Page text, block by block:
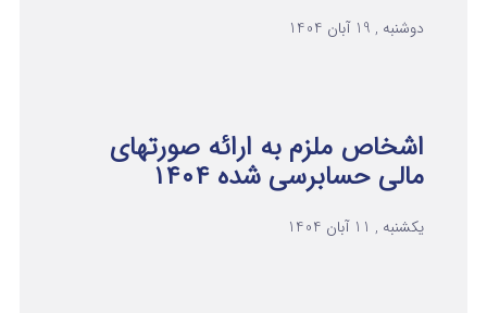
دوشنبه , 19 آبان 1404
اشخاص ملزم به ارائه صورتهای
مالی حسابرسی شده ۱۴۰۴
یکشنبه , 11 آبان 1404